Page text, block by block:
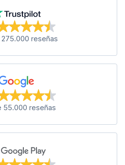
reseñas
55.000 reseñas